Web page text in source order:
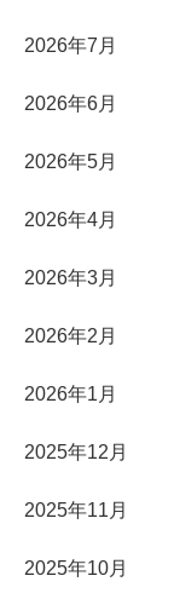
2026年7月
2026年6月
2026年5月
2026年4月
2026年3月
2026年2月
2026年1月
2025年12月
2025年11月
2025年10月